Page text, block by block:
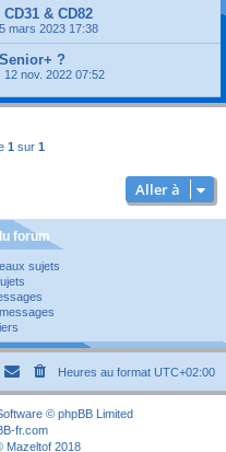
& CD82
mars 2023 17:38
?
12 nov. 2022 07:52
1 sur 1
Aller à
forum
sujets
Heures au format UTC+02:00
© phpBB Limited
fr.com
Mazeltof 2018